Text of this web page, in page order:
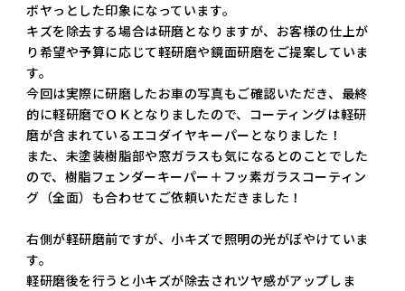
ボヤっとした印象になっています。
キズを除去する場合は研磨となりますが、お客様の仕上が
り希望や予算に応じて軽研磨や鏡面研磨をご提案していま
す。
今回は実際に研磨したお車の写真もご確認いただき、最終
的に軽研磨でＯＫとなりましたので、コーティングは軽研
磨が含まれているエコダイヤキーパーとなりました！
また、未塗装樹脂部や窓ガラスも気になるとのことでした
ので、樹脂フェンダーキーパー＋フッ素ガラスコーティン
グ（全面）も合わせてご依頼いただきました！
右側が軽研磨前ですが、小キズで照明の光がぼやけていま
す。
軽研磨後を行うと小キズが除去されツヤ感がアップしま